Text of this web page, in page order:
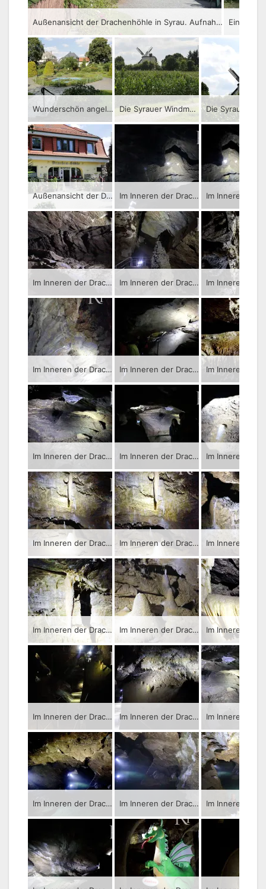
Außenansicht der Drachenhöhle in Syrau. Aufnahme von Mitte August 2016.
Wunderschön angelegtes Außenareal an der Drachenhöhle in Syrau. Die Syrauer Windmühle. Aufnahme von Mitte August 2016.
Außenansicht der Drachenhöhle in Syrau. Aufnahme von Mitte August 2016. Im Inneren der Drachenhöhle im sächsischen Syrau – Führung durch die Tropfsteinhöhle.
Im Inneren der Drachenhöhle im sächsischen Syrau – Führung durch die Tropfsteinhöhle. Im Inneren der Drachenhöhle im sächsischen Syrau – Führung durch die Tropfsteinhöhle.
Im Inneren der Drachenhöhle im sächsischen Syrau – Führung durch die Tropfsteinhöhle. Im Inneren der Drachenhöhle im sächsischen Syrau – Führung durch die Tropfsteinhöhle.
Im Inneren der Drachenhöhle im sächsischen Syrau – Führung durch die Tropfsteinhöhle. Im Inneren der Drachenhöhle im sächsischen Syrau – Führung durch die Tropfsteinhöhle.
Im Inneren der Drachenhöhle im sächsischen Syrau – Führung durch die Tropfsteinhöhle. Im Inneren der Drachenhöhle im sächsischen Syrau – Führung durch die Tropfsteinhöhle.
Im Inneren der Drachenhöhle im sächsischen Syrau – Führung durch die Tropfsteinhöhle. Im Inneren der Drachenhöhle im sächsischen Syrau – Führung durch die Tropfsteinhöhle.
Im Inneren der Drachenhöhle im sächsischen Syrau – Führung durch die Tropfsteinhöhle. Im Inneren der Drachenhöhle im sächsischen Syrau – Führung durch die Tropfsteinhöhle.
Im Inneren der Drachenhöhle im sächsischen Syrau – Führung durch die Tropfsteinhöhle. Im Inneren der Drachenhöhle im sächsischen Syrau – Führung durch die Tropfsteinhöhle.